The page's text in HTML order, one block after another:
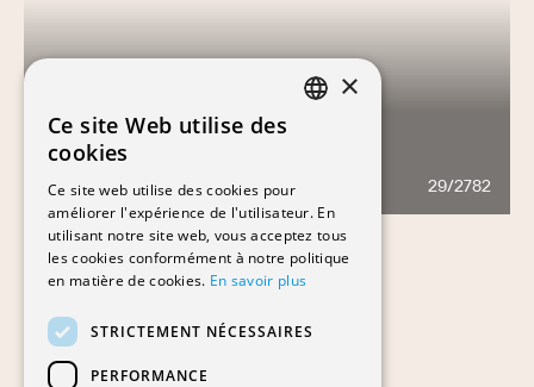
DELTAPARC
1436 29/2782
×
Ce site Web utilise des
cookies
Ce site web utilise des cookies pour
améliorer l'expérience de l'utilisateur. En
utilisant notre site web, vous acceptez tous
les cookies conformément à notre politique
en matière de cookies. En savoir plus
STRICTEMENT NÉCESSAIRES
PERFORMANCE